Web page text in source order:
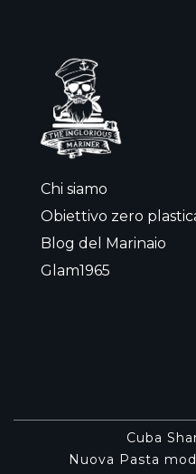
Chi siamo
Obiettivo zero
Blog del Marinaio
Glam1965
Cuba
Nuova Pasta